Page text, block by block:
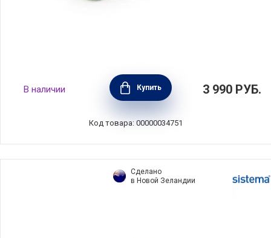
Ланчбокс Make & Take большой 25х16,6х6
см, мятно-голубой, пластик, Brabantia,
203145
В наличии Купить 3 990 РУБ.
Код товара: 00000034751
Сделано
в Новой Зеландии